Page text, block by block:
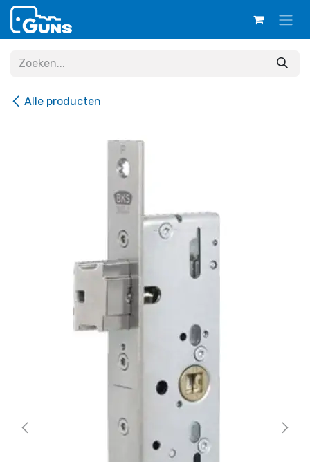
Overslaan naar inhoud
Alle producten